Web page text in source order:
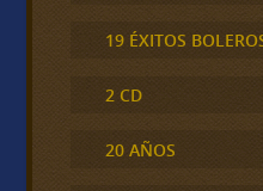
19 ÉXITOS
2 CD
20 AÑOS